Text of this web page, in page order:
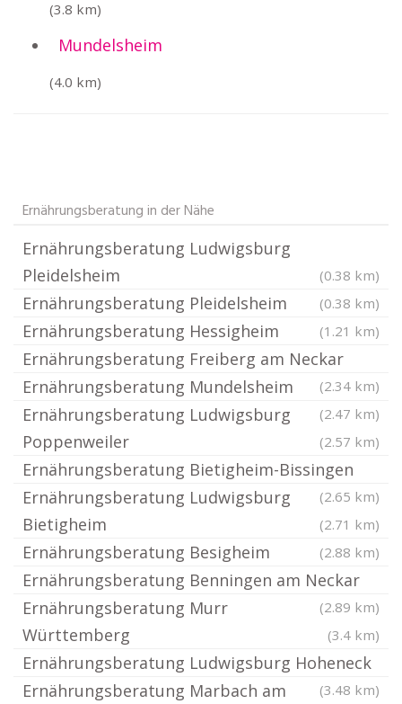
(3.8 km)
Mundelsheim
(4.0 km)
Ernährungsberatung in der Nähe
Ernährungsberatung Ludwigsburg
Pleidelsheim
(0.38 km)
Ernährungsberatung Pleidelsheim (0.38 km)
Ernährungsberatung Hessigheim (1.21 km)
Ernährungsberatung Freiberg am Neckar
(2.34 km)
Ernährungsberatung Mundelsheim
(2.47 km)
Ernährungsberatung Ludwigsburg
Poppenweiler
(2.57 km)
Ernährungsberatung Bietigheim-Bissingen
(2.65 km)
Ernährungsberatung Ludwigsburg
Bietigheim
(2.71 km)
Ernährungsberatung Besigheim (2.88 km)
Ernährungsberatung Benningen am Neckar
(2.89 km)
Ernährungsberatung Murr
Württemberg
(3.4 km)
Ernährungsberatung Ludwigsburg Hoheneck
(3.48 km)
Ernährungsberatung Marbach am